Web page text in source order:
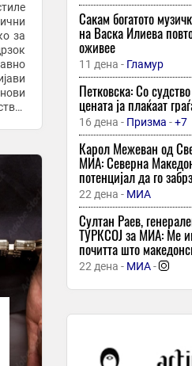
за
Куршум оштетил
двор во липковското
4 часа -
Елмас и Ред Бул
Англија
5 часа -Sport Media
Еве кои седум начини
да го исчистите
здрава храна
6 часа -Медиа
Четири совети кои ќе
заштедите
6 часа - Медиа
Применете ги овие 5
изгледате самоуверено
6 часа -Медиа
Еве кои се
6 часа -
Сакам богатото
на Васка Илиева
оживее
11 дена - Гламур
Петковска: Со
цената ја плаќаат
16 дена - Призма -+7
Карол Межеван од
МИА: Северна
потенцијал да го
економскиот раст,
структурни реформи
22 дена - МИА
Султан Раев,
ТУРКСОЈ за МИА: Ме
почитта што
покажува кон својата
22 дена - МИА -